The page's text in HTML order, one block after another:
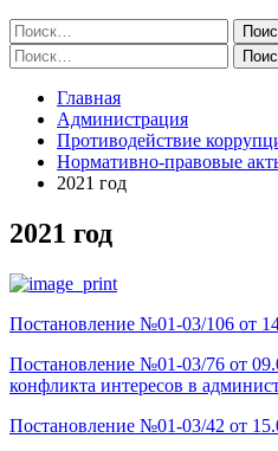
Найти:
Найти:
Главная
Администрация
Противодействие
Нормативно-правовые
2021 год
2021 год
Постановление №01-03/106 от
Постановление №01-03/76 от
конфликта интересов в
Постановление №01-03/42 от